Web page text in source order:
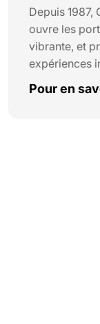
Depuis 1987,
ouvre les
vibrante, et
expériences
Pour en